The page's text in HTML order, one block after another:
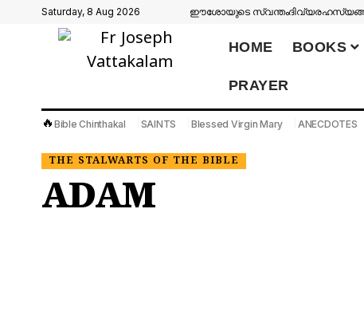
Saturday, 8 Aug 2026 ഈശോയുടെ സ്വന്തം
HOME BOOKS
PRAYER
🔥 Bible Chinthakal SAINTS Blessed Virgin Mary ANECDOTES
THE STALWARTS OF THE BIBLE
ADAM